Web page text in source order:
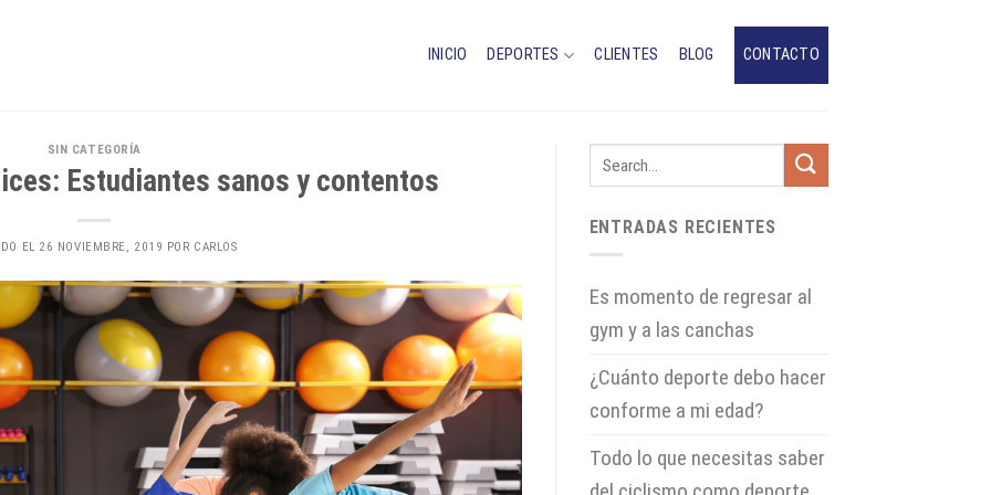
INICIO DEPORTES CLIENTES BLOG CONTACTO
SIN CATEGORÍA
Estudiantes sanos y contentos
EL 26 NOVIEMBRE, 2019 POR CARLOS
ENTRADAS RECIENTES
Es momento de regresar al
gym y a las canchas
¿Cuánto deporte debo hacer
conforme a mi edad?
Todo lo que necesitas saber